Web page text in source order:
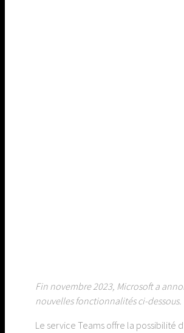
Fin novembre 2023, Microsoft a
nouvelles fonctionnalités ci-dessous.
Le service Teams offre la possibilité